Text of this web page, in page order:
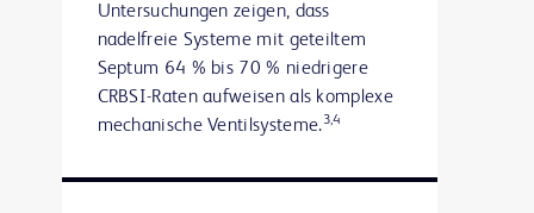
Untersuchungen zeigen, dass
nadelfreie Systeme mit geteiltem
Septum 64 % bis 70 % niedrigere
CRBSI-Raten aufweisen als komplexe
mechanische Ventilsysteme.3,4